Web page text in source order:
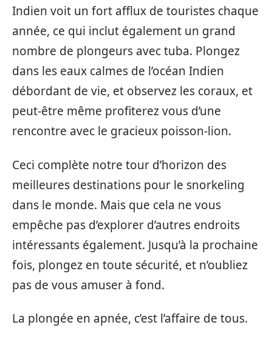
Indien voit un fort afflux de touristes chaque
année, ce qui inclut également un grand
nombre de plongeurs avec tuba. Plongez
dans les eaux calmes de l’océan Indien
débordant de vie, et observez les coraux, et
peut-être même profiterez vous d’une
rencontre avec le gracieux poisson-lion.
Ceci complète notre tour d’horizon des
meilleures destinations pour le snorkeling
dans le monde. Mais que cela ne vous
empêche pas d’explorer d’autres endroits
intéressants également. Jusqu’à la prochaine
fois, plongez en toute sécurité, et n’oubliez
pas de vous amuser à fond.
La plongée en apnée, c’est l’affaire de tous.